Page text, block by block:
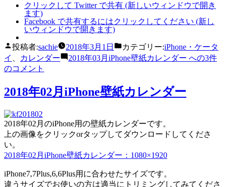
クリックして Twitter で共有 (新しいウィンドウで開き
ます)
Facebook で共有するにはクリックしてください (新し
いウィンドウで開きます)
投稿者:sachie 2018年3月1日 カテゴリー:iPhone・ケータ
イ
カレンダー 2018年03月iPhone壁紙カレンダー への3件
のコメント
2018年02月iPhone壁紙カレンダー
2018年02月のiPhone用の壁紙カレンダーです。
上の画像をクリックorタップしてダウンロードしてくださ
い。
2018年02月iPhone壁紙カレンダー：1080×1920
iPhone7,7Plus,6,6Plus用に合わせたサイズです。
違うサイズでお使いの方は適当にトリミングしてみてくださ